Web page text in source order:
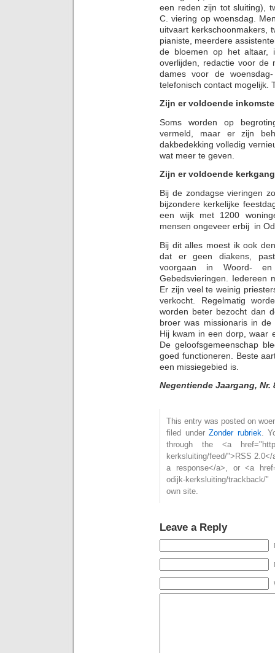
een reden zijn tot sluiting),
C. viering op woensdag.
uitvaart kerkschoonmakers,
pianiste, meerdere
de bloemen op het altaar,
overlijden, redactie voor de
dames voor de
telefonisch contact mogelijk.
Zijn er voldoende
Soms worden op
vermeld, maar er zijn
dakbedekking volledig
wat meer te geven.
Zijn er voldoende
Bij de zondagse vieringen
bijzondere kerkelijke
een wijk met 1200
mensen ongeveer erbij in
Bij dit alles moest ik ook
dat er geen diakens,
voorgaan in Woord- en
Gebedsvieringen. Iedereen
Er zijn veel te weinig
verkocht. Regelmatig
worden beter bezocht dan
broer was missionaris in de
Hij kwam in een dorp, waar
De geloofsgemeenschap
goed functioneren. Beste
een missiegebied is.
Negentiende Jaargang, Nr.
This entry was posted on
filed underZonder rubriek.
through the <a
kerksluiting/feed/">RSS
a response</a>, or <a
odijk-kerksluiting/trackback/
own site.
Leave a Reply